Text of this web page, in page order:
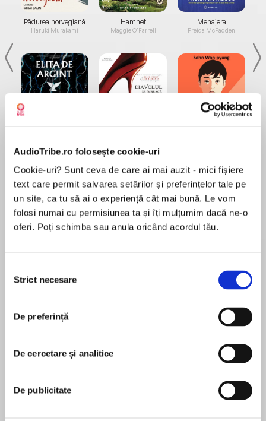
AudioTribe.ro folosește cookie-uri
Cookie-uri? Sunt ceva de care ai mai auzit - mici fișiere
text care permit salvarea setărilor și preferințelor tale pe
un site, ca tu să ai o experiență cât mai bună. Le vom
folosi numai cu permisiunea ta și îți mulțumim dacă ne-o
oferi. Poți schimba sau anula oricând acordul tău.
consimțământului
Strict necesare
De preferință
De cercetare și analitice
De publicitate
Pădurea norvegiană
Haruki Murakami
Hamnet
Maggie O'Farrell
Menajera
Freida McFadden
Desprecarte
The perfect neighborhood can be the perfect
Who wouldn’t want to live in Brighton Hills? This
exclusive community on the Oregon coast is the
Stunning houses nestle beneath mighty
Douglas firs, and lush backyards roll down to the
lakefront. It’s the kind of place where neighbors
look out for one another. Sometimes a little too
Cora thinks her husband, Finn, is cheating—she
În acest moment nu există recenzii
Seraphina Nova Glass
Seraphina Nova Glassis the Edgar Award–